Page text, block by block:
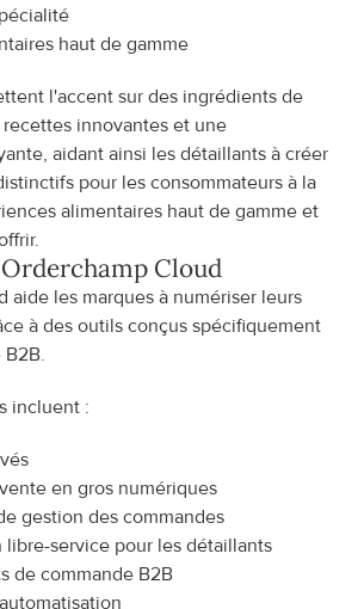
haut de gamme
l'accent sur des ingrédients de
innovantes et une
aidant ainsi les détaillants à créer
pour les consommateurs à la
alimentaires haut de gamme et
Cloud
aide les marques à numériser leurs
à des outils conçus spécifiquement
incluent :
en gros numériques
gestion des commandes
libre-service pour les détaillants
de commande B2B